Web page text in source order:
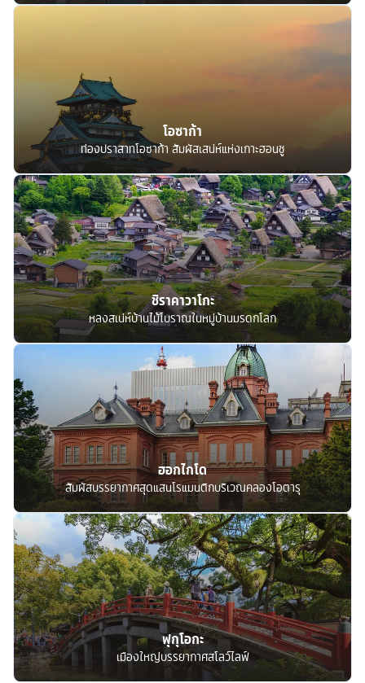
โอซาก้า
ท่องปราสาทโอซาก้า สัมผัสเสน่ห์แห่งเกาะฮอนชู
ชิราคาวาโกะ
หลงสเน่ห์บ้านไม้โบราณในหมู่บ้านมรดกโลก
ฮอกไกโด
สัมผัสบรรยากาศสุดแสนโรแมนติกบริเวณคลองโอตารุ
ฟุกุโอกะ
เมืองใหญ่บรรยากาศสโลว์ไลฟ์